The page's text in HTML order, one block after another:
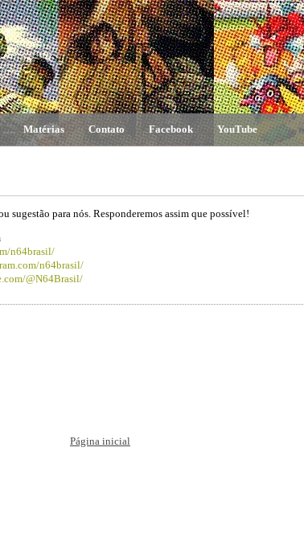
Matérias Contato Facebook YouTube
sugestão para nós. Responderemos assim que possível!
n64brasil/
n64brasil/
@N64Brasil/
Página inicial